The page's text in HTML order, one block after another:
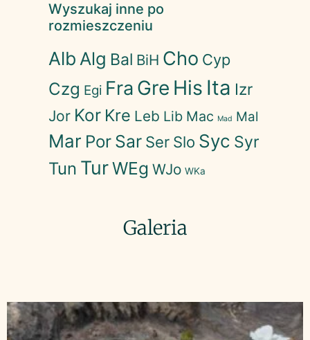
Wyszukaj inne po
rozmieszczeniu
Alb Alg Bal BiH Cho Cyp
Czg Egi Fra Gre His Ita Izr
Jor Kor Kre Leb Lib Mac Mad Mal
Mar Por Sar Ser Slo Syc Syr
Tun TurWEg WJo WKa
Galeria